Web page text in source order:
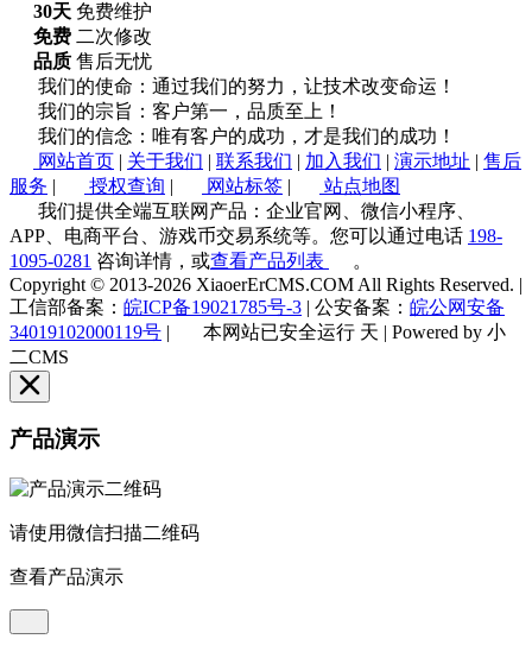
30天 免费维护
免费 二次修改
品质 售后无忧
我们的使命：通过我们的努力，让技术改变命运！
我们的宗旨：客户第一，品质至上！
我们的信念：唯有客户的成功，才是我们的成功！
网站首页 | 关于我们 | 联系我们 | 加入我们 | 演示地址 | 售后
服务 | 授权查询 | 网站标签 |
站点地图
我们提供全端互联网产品：企业官网、微信小程序、
APP、电商平台、游戏币交易系统等。您可以通过电话 198-
1095-0281 咨询详情，或查看产品列表
。
Copyright © 2013-2026 XiaoerErCMS.COM All Rights Reserved. |
工信部备案： 皖ICP备19021785号-3 | 公安备案： 皖公网安备
34019102000119号 | 本网站已安全运行 天 | Powered by 小
二CMS
产品演示
请使用微信扫描二维码
查看产品演示